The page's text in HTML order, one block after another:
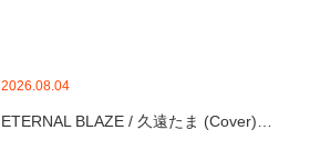
2026.08.04
ETERNAL BLAZE / 久遠たま (Cover)…